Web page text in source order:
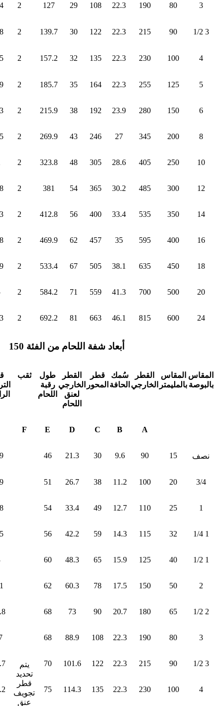
3
80
190
22.3
108
29
127
2
3 1/2
90
215
22.3
122
30
139.7
2
4
100
230
22.3
135
32
157.2
2
5
125
255
22.3
164
35
185.7
2
6
150
280
23.9
192
38
215.9
2
8
200
345
27
246
43
269.9
2
10
250
405
28.6
305
48
323.8
2
12
300
485
30.2
365
54
381
2
14
350
535
33.4
400
56
412.8
2
16
400
595
35
457
62
469.9
2
18
450
635
38.1
505
67
533.4
2
20
500
700
41.3
559
71
584.2
2
24
600
815
46.1
663
81
692.2
2
أبعاد شفة اللحام من الفئة 150
المقاس
بالبوصة
المقاس
بالمليمتر
القطر
الخارجي
سُمك
الحافة
قطر
المحور
القطر
الخارجي
لعنق
اللحام
طول
رقبة
اللحام
ثقب
A
B
C
D
E
F
نصف 15
90
9.6
30
21.3
46
يتم
تحديد
قطر
تجويف
عنق
3/4
20
100
11.2
38
26.7
51
1
25
110
12.7
49
33.4
54
1 1/4
32
115
14.3
59
42.2
56
1 1/2
40
125
15.9
65
48.3
60
2
50
150
17.5
78
60.3
62
2 1/2
65
180
20.7
90
73
68
3
80
190
22.3
108
88.9
68
3 1/2
90
215
22.3
122
101.6
70
4
100
230
22.3
135
114.3
75